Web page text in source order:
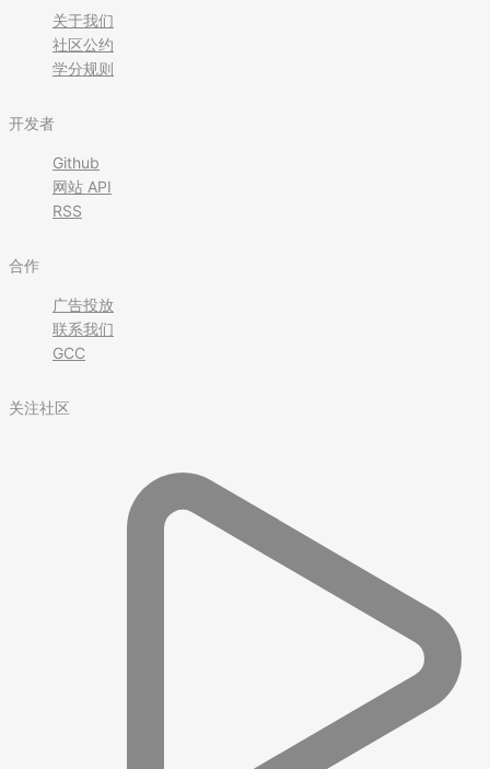
关于我们
社区公约
学分规则
开发者
Github
网站 API
RSS
合作
广告投放
联系我们
GCC
关注社区